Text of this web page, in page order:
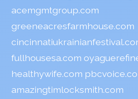
acemgmtgroup.com
greeneacresfarmhouse.com
fullhousesa.com
healthywife.com
amazingtimlocksmith.com